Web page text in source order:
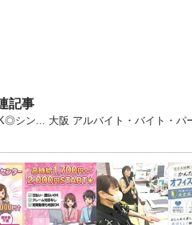
記事
シン... 大阪 アルバイト・バイト・パ